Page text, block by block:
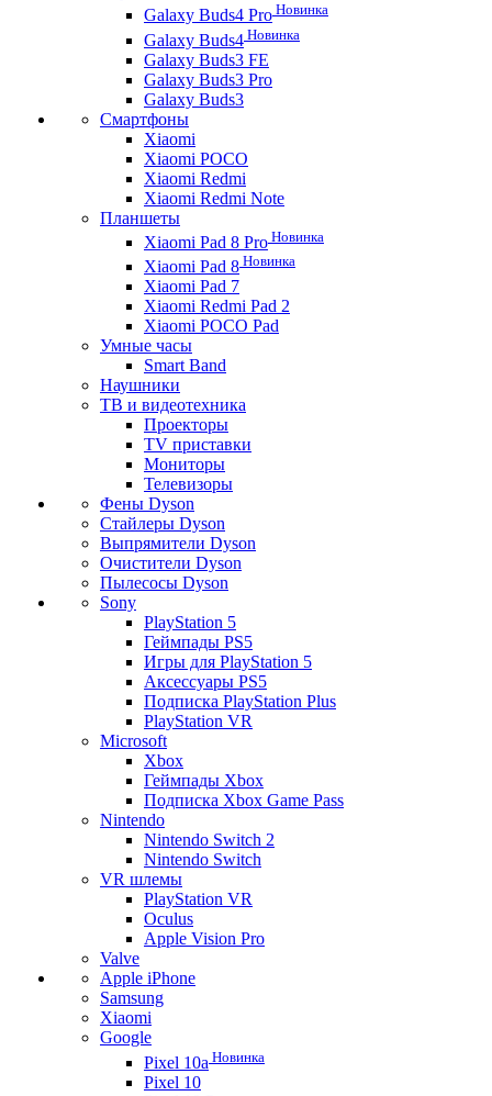
Galaxy Buds4 Pro Новинка
Galaxy Buds4 Новинка
Galaxy Buds3 FE
Galaxy Buds3 Pro
Galaxy Buds3
Смартфоны
Xiaomi
Xiaomi POCO
Xiaomi Redmi
Xiaomi Redmi Note
Планшеты
Xiaomi Pad 8 Pro Новинка
Xiaomi Pad 8 Новинка
Xiaomi Pad 7
Xiaomi Redmi Pad 2
Xiaomi POCO Pad
Умные часы
Smart Band
Наушники
ТВ и видеотехника
Проекторы
TV приставки
Мониторы
Телевизоры
Фены Dyson
Стайлеры Dyson
Выпрямители Dyson
Очистители Dyson
Пылесосы Dyson
Sony
PlayStation 5
Геймпады PS5
Игры для PlayStation 5
Аксессуары PS5
Подписка PlayStation Plus
PlayStation VR
Microsoft
Xbox
Геймпады Xbox
Подписка Xbox Game Pass
Nintendo
Nintendo Switch 2
Nintendo Switch
VR шлемы
PlayStation VR
Oculus
Apple Vision Pro
Valve
Apple iPhone
Samsung
Xiaomi
Google
Pixel 10a Новинка
Pixel 10